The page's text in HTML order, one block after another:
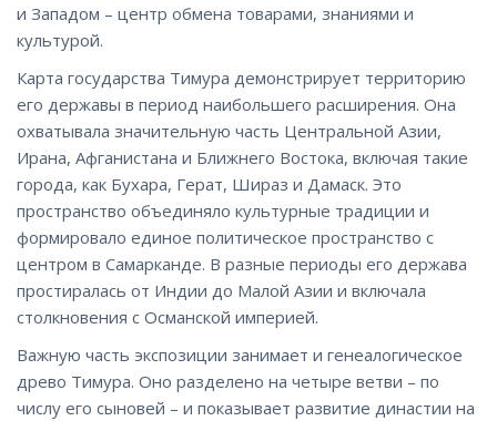
и Западом – центр обмена товарами, знаниями и
культурой.
Карта государства Тимура демонстрирует территорию
его державы в период наибольшего расширения. Она
охватывала значительную часть Центральной Азии,
Ирана, Афганистана и Ближнего Востока, включая такие
города, как Бухара, Герат, Шираз и Дамаск. Это
пространство объединяло культурные традиции и
формировало единое политическое пространство с
центром в Самарканде. В разные периоды его держава
простиралась от Индии до Малой Азии и включала
столкновения с Османской империей.
Важную часть экспозиции занимает и генеалогическое
древо Тимура. Оно разделено на четыре ветви – по
числу его сыновей – и показывает развитие династии на